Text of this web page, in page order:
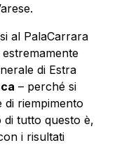
al PalaCarrara
di Estra
– perché si
riempimento
di tutto questo è,
i risultati